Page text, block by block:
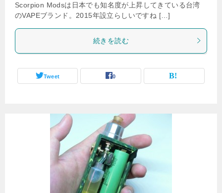
Scorpion Modsは日本でも知名度が上昇してきている台湾
のVAPEブランド。2015年設立らしいですね […]
続きを読む
Tweet 0